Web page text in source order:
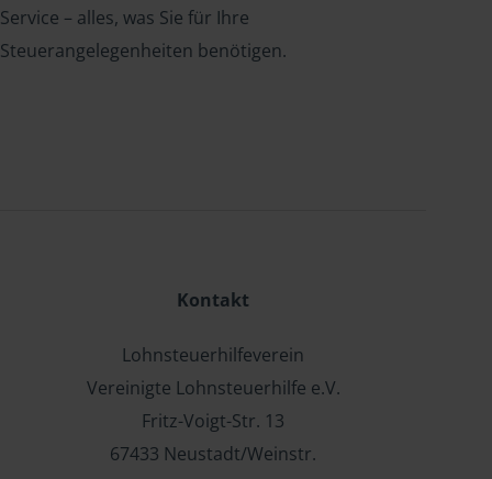
Service – alles, was Sie für Ihre
Steuerangelegenheiten benötigen.
Kontakt
Lohnsteuerhilfeverein
Vereinigte Lohnsteuerhilfe e.V.
Fritz-Voigt-Str. 13
67433 Neustadt/Weinstr.